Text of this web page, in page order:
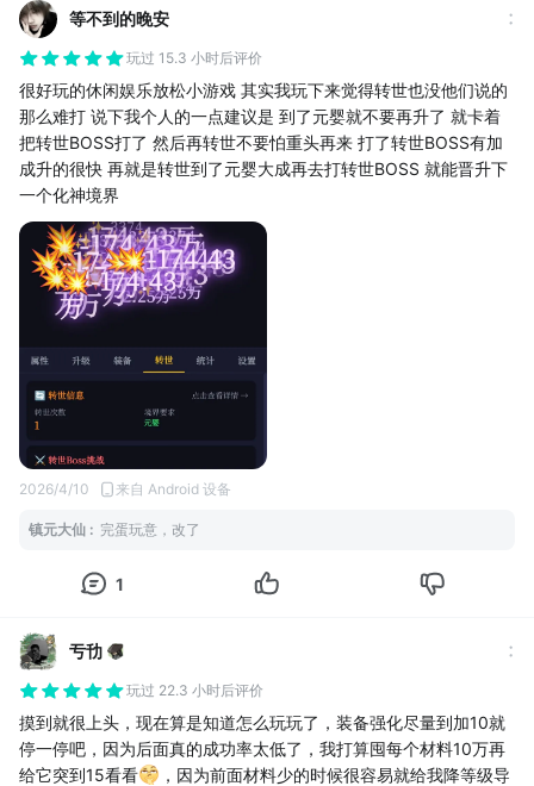
等不到的晚安
玩过 15.3 小时后评价
很好玩的休闲娱乐放松小游戏 其实我玩下来觉得转世也没他们说的
那么难打 说下我个人的一点建议是 到了元婴就不要再升了 就卡着
把转世BOSS打了 然后再转世不要怕重头再来 打了转世BOSS有加
成升的很快 再就是转世到了元婴大成再去打转世BOSS 就能晋升下
一个化神境界
2026/4/10 来自 Android 设备
镇元大仙 : 完蛋玩意，改了
1
亐㔓
玩过 22.3 小时后评价
摸到就很上头，现在算是知道怎么玩玩了，装备强化尽量到加10就
停一停吧，因为后面真的成功率太低了，我打算囤每个材料10万再
给它突到15看看
，因为前面材料少的时候很容易就给我降等级导